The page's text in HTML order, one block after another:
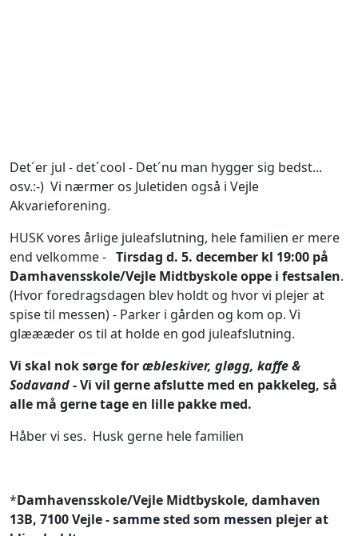
Det´er jul - det´cool - Det´nu man hygger sig bedst...
osv.:-) Vi nærmer os Juletiden også i Vejle
Akvarieforening.
HUSK vores årlige juleafslutning, hele familien er mere
end velkomme - Tirsdag d. 5. december kl 19:00 på
Damhavensskole/Vejle Midtbyskole oppe i festsalen.
(Hvor foredragsdagen blev holdt og hvor vi plejer at
spise til messen) - Parker i gården og kom op. Vi
glæææder os til at holde en god juleafslutning.
Vi skal nok sørge foræbleskiver, gløgg, kaffe &
Sodavand- Vi vil gerne afslutte med en pakkeleg, så
alle må gerne tage en lille pakke med.
Håber vi ses. Husk gerne hele familien
*Damhavensskole/Vejle Midtbyskole, damhaven
13B, 7100 Vejle - samme sted som messen plejer at